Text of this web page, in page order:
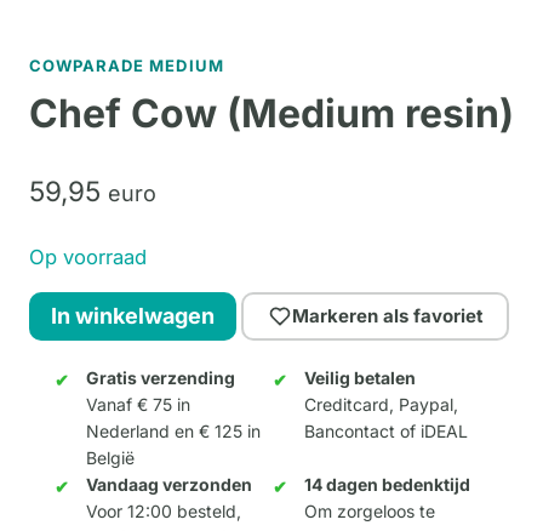
COWPARADE MEDIUM
Chef Cow (Medium resin)
59,95 euro
Op voorraad
Chef
Cow
(Medium
resin)
aantal
In winkelwagen Markeren als favoriet
Gratis verzending
Vanaf € 75 in
Nederland en € 125 in
België
Veilig betalen
Creditcard, Paypal,
Bancontact of iDEAL
Vandaag verzonden
Voor 12:00 besteld,
14 dagen bedenktijd
Om zorgeloos te